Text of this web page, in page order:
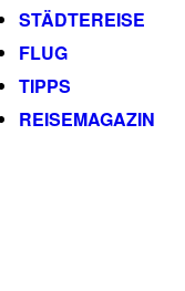
STÄDTEREISE
FLUG
TIPPS
REISEMAGAZIN